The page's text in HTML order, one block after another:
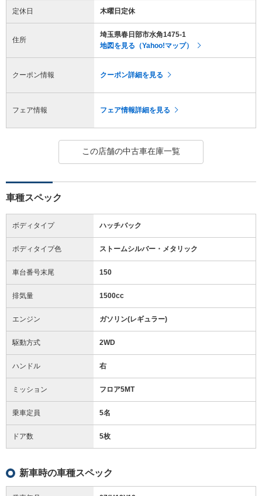
定休日 木曜日定休
住所
埼玉県春日部市水角1475-1
地図を見る（Yahoo!マップ）
クーポン情報 クーポン詳細を見る
フェア情報 フェア情報詳細を見る
この店舗の中古車在庫一覧
車種スペック
ボディタイプ ハッチバック
ボディタイプ色 ストームシルバー・メタリック
車台番号末尾 150
排気量 1500cc
エンジン ガソリン(レギュラー)
駆動方式 2WD
ハンドル 右
ミッション フロア5MT
乗車定員 5名
ドア数 5枚
新車時の車種スペック